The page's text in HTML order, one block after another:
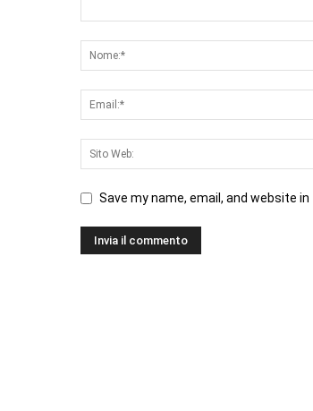
Save my name, email, and website